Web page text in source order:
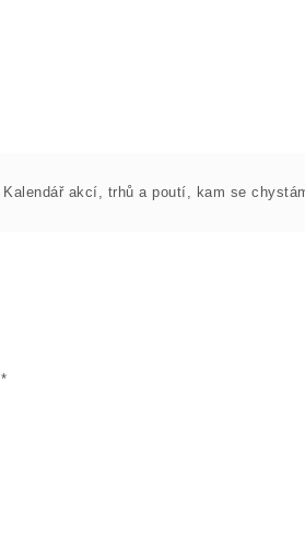
Kalendář akcí, trhů a poutí, kam se
*